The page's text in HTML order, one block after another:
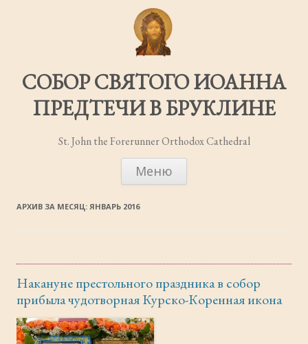
СОБОР СВЯТОГО ИОАННА
ПРЕДТЕЧИ В БРУКЛИНЕ
St. John the Forerunner Orthodox Cathedral
Меню
АРХИВ ЗА МЕСЯЦ: ЯНВАРЬ 2016
Накануне престольного праздника в собор
прибыла чудотворная Курско-Коренная икона